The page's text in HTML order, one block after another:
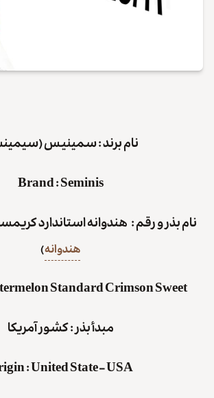
نام برند : سمینیس
Brand:Seminis
نام بذر و رقم : هندوانه استاندارد
هندوانه)
Standard Crimson Sweet
مبدأ بذر : کشورآمریکا
:United State – USA